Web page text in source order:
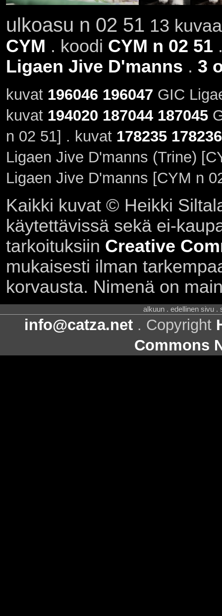
ulkoasu n 02 51 13
CYM . koodi CYM n 02 51
Ligaen Jive D'manns . 3
kuvat 196046 196047 GIC
kuvat 194020 187044 187045
n 02 51] . kuvat 178235 178236
Ligaen Jive D'manns (Trine)
Ligaen Jive D'manns [CYM n
Kaikki kuvat © Heikki
käytettävissä sekä ei-
tarkoituksiin Creative
mukaisesti ilman
korvausta. Nimenä on
alkuun . edellinen sivu .
info@catza.net . Copyright
Commons